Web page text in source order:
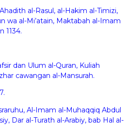
al-Rasul, al-Hakim al-Timizi,
wa al-Mi’atain, Maktabah al-Imam
1134.
dan Ulum al-Quran, Kuliah
cawangan al-Mansurah.
Al-Imam al-Muhaqqiq Abdul
Dar al-Turath al-Arabiy, bab Hal al-